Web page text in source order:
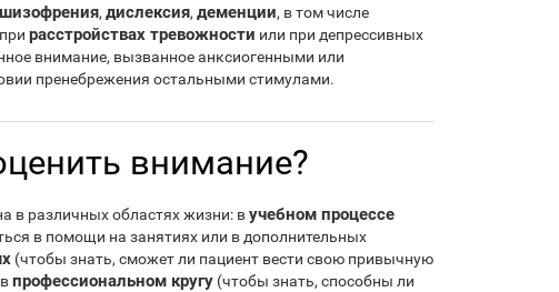
шизофрения, дислексия, деменции, в том числе
расстройствах тревожности или при депрессивных
внимание, вызванное анксиогенными или
пренебрежения остальными стимулами.
внимание?
в различных областях жизни: вучебном процессе
в помощи на занятиях или в дополнительных
(чтобы знать, сможет ли пациент вести свою привычную
профессиональном кругу (чтобы знать, способны ли